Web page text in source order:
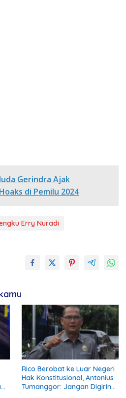
Gerindra Ajak
di Pemilu 2024
Erry Nuradi
Rico Berobat ke Luar Negeri
Hak Konstitusional, Antonius
Tumanggor: Jangan Digiring